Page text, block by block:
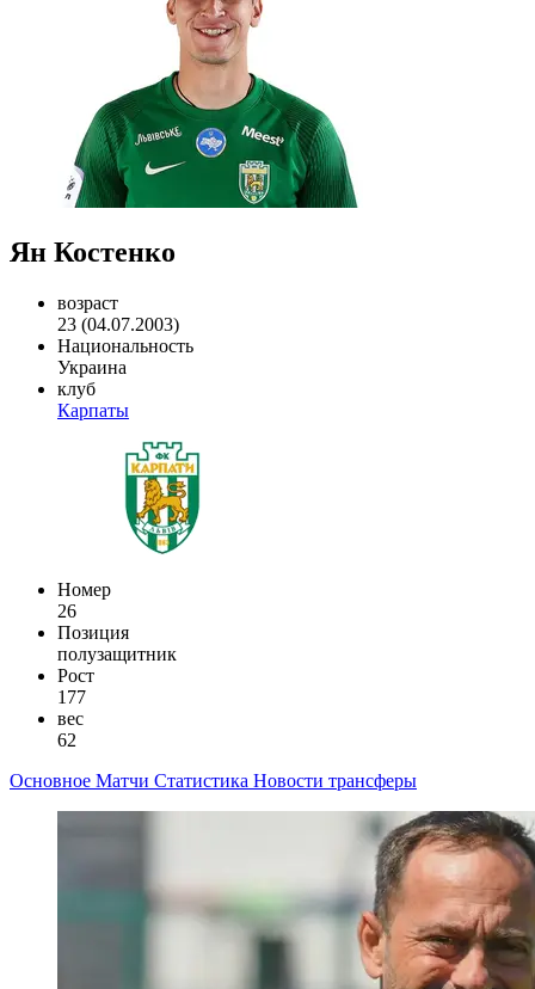
Ян Костенко
возраст
23 (04.07.2003)
Национальность
Украина
клуб
Карпаты
Номер
26
Позиция
полузащитник
Рост
177
вес
62
Основное Матчи Статистика Новости трансферы